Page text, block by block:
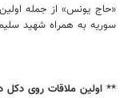
«حاج یونس» از جمله
سوریه به همراه شهید
** اولین ملاقات روی دکل